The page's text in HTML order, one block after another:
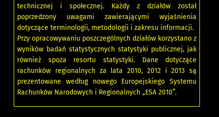
technicznej i społecznej. Każdy z działów został
poprzedzony uwagami zawierającymi wyjaśnienia
dotyczące terminologii, metodologii i zakresu informacji.
Przy opracowywaniu poszczególnych działów korzystano z
wyników badań statystycznych statystyki publicznej, jak
również spoza resortu statystyki. Dane dotyczące
rachunków regionalnych za lata 2010, 2012 i 2013 są
prezentowane według nowego Europejskiego Systemu
Rachunków Narodowych i Regionalnych „ESA 2010”.